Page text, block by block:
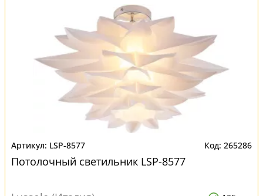
LSP-8577 265286
Потолочный светильник LSP-8577